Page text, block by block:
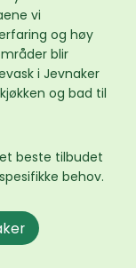
vi
og høy
blir
i Jevnaker
og bad til
beste tilbudet
behov.